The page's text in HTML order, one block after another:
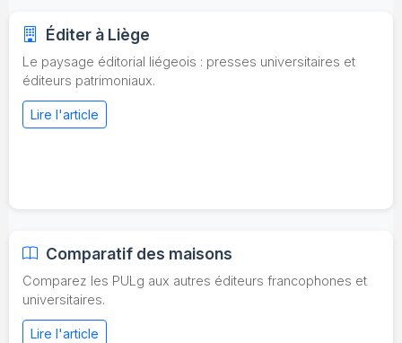
Éditer à Liège
Le paysage éditorial liégeois : presses universitaires et
éditeurs patrimoniaux.
Lire l'article
Comparatif des maisons
Comparez les PULg aux autres éditeurs francophones et
universitaires.
Lire l'article